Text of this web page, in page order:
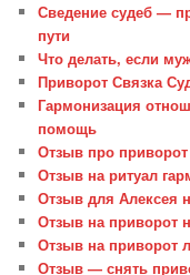
Сведение судеб —
пути
Что делать, если
Приворот Связка
Гармонизация
помощь
Отзыв про
Отзыв на ритуал
Отзыв для Алексея
Отзыв на приворот
Отзыв на приворот
Отзыв — снять